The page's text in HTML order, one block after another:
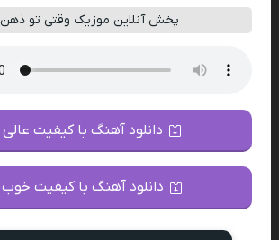
پخش آنلاین موزیک وقتی تو
دانلود آهنگ با کیفیت عالی 320
دانلود آهنگ با کیفیت خوب 128